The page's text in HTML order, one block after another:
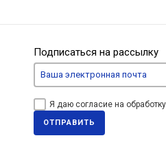
Подписаться на рассылку
Я даю согласие на
ОТПРАВИТЬ